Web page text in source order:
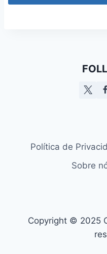
Política de
Sobre
Copyright © 2025